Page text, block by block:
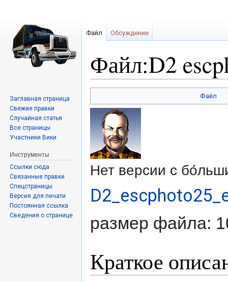
Файл:D2
к
навигации
к
поиску
Файл
Нет версии с
размер файла:
Краткое
Файл Обсуждение
Заглавная страница
Свежие правки
Случайная статья
Все страницы
Участники Вики
Инструменты
Ссылки сюда
Связанные правки
Спецстраницы
Версия для печати
Постоянная ссылка
Сведения о странице